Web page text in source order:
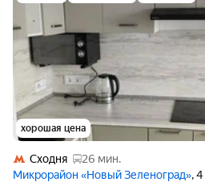
хорошая цена
Сходня
26 мин.
Микрорайон «Новый Зеленоград»,